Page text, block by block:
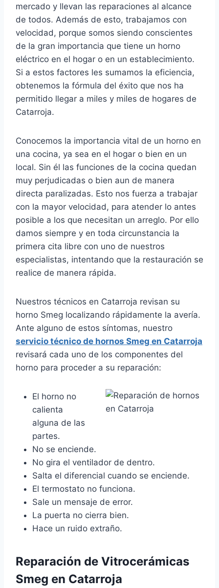
mercado y llevan las reparaciones al alcance
de todos. Además de esto, trabajamos con
velocidad, porque somos siendo conscientes
de la gran importancia que tiene un horno
eléctrico en el hogar o en un establecimiento.
Si a estos factores les sumamos la eficiencia,
obtenemos la fórmula del éxito que nos ha
permitido llegar a miles y miles de hogares de
Catarroja.
Conocemos la importancia vital de un horno en
una cocina, ya sea en el hogar o bien en un
local. Sin él las funciones de la cocina quedan
muy perjudicadas o bien aun de manera
directa paralizadas. Esto nos fuerza a trabajar
con la mayor velocidad, para atender lo antes
posible a los que necesitan un arreglo. Por ello
damos siempre y en toda circunstancia la
primera cita libre con uno de nuestros
especialistas, intentando que la restauración se
realice de manera rápida.
Nuestros técnicos en Catarroja revisan su
horno Smeg localizando rápidamente la avería.
Ante alguno de estos síntomas, nuestro
servicio técnico de hornos Smeg en Catarroja
revisará cada uno de los componentes del
horno para proceder a su reparación:
El horno no
calienta
alguna de las
partes.
No se enciende.
No gira el ventilador de dentro.
Salta el diferencial cuando se enciende.
El termostato no funciona.
Sale un mensaje de error.
La puerta no cierra bien.
Hace un ruido extraño.
Reparación de Vitrocerámicas
Smeg en Catarroja